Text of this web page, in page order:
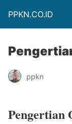
PPKN.CO.ID
ppkn
Pengertian